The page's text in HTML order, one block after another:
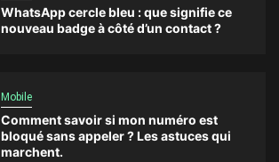
WhatsApp cercle bleu : que signifie ce
nouveau badge à côté d’un contact ?
Mobile
Comment savoir si mon numéro est
bloqué sans appeler ? Les astuces qui
marchent.